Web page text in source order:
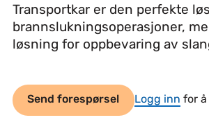
Transportkar er den perfekte
brannslukningsoperasjoner,
løsning for oppbevaring av
Send forespørsel Logg inn for å